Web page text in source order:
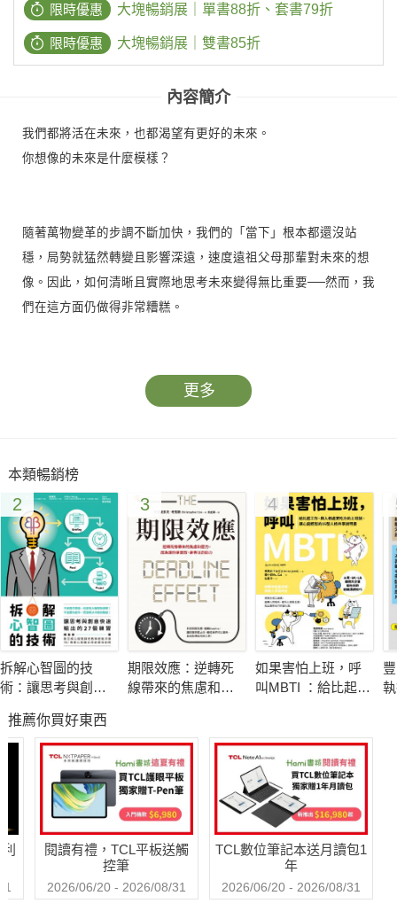
限時優惠 大塊暢銷展｜單書88折、套書79折
限時優惠 大塊暢銷展｜雙書85折
內容簡介
我們都將活在未來，也都渴望有更好的未來。
你想像的未來是什麼模樣？
隨著萬物變革的步調不斷加快，我們的「當下」根本都還沒站
穩，局勢就猛然轉變且影響深遠，速度遠祖父母那輩對未來的想
像。因此，如何清晰且實際地思考未來變得無比重要──然而，我
們在這方面仍做得非常糟糕。
尼克•佛斯特是極少數畢生致力於思考這個問題的人之一，他在這
重要公司合作，從Sony、Nokia、Dyson到Google（他曾擔任
Google X實驗室的設計總監）。
佛斯特在未來設計領域已耕耘超過二十五年，然而，他的見解與
觀點對於大眾是陌生的，因為它們被鎖在一道道保密協議之後。
本書將是佛斯特的首次公開亮相，這是一位備受推崇的未來學家
第一次能夠告訴我們他是如何看待未來；他如何看待其他人眼中
的未來；以及我們如何想像、塑造並讓自身所處的未來變得更美
他將展示未來學家走過的錯誤以及他們做對的事，並將多年的實
下一步該做什麼的書，而是告訴你如何用最有效且最好的方法，
弄清楚下一步該做什麼。
本書探索「未來的歷史」、充滿哲思，作者將「未來思考」分成
四大類，並以此反映人類看待、理解未來的四種切角：
托邦願景的未來；
更多
本類暢銷榜
2
拆解心智圖的技
術：讓思考與創意
習
3
期限效應：逆轉死
線帶來的焦慮和壓
4
如果害怕上班，呼
叫MBTI ：給比起工
變輕鬆的16型人格
共事說明書
推薦你買好東西
閱讀有禮，TCL平板送觸
控筆
2026/06/20 - 2026/08/31
TCL數位筆記本送月讀包1
年
2026/06/20 - 2026/08/31